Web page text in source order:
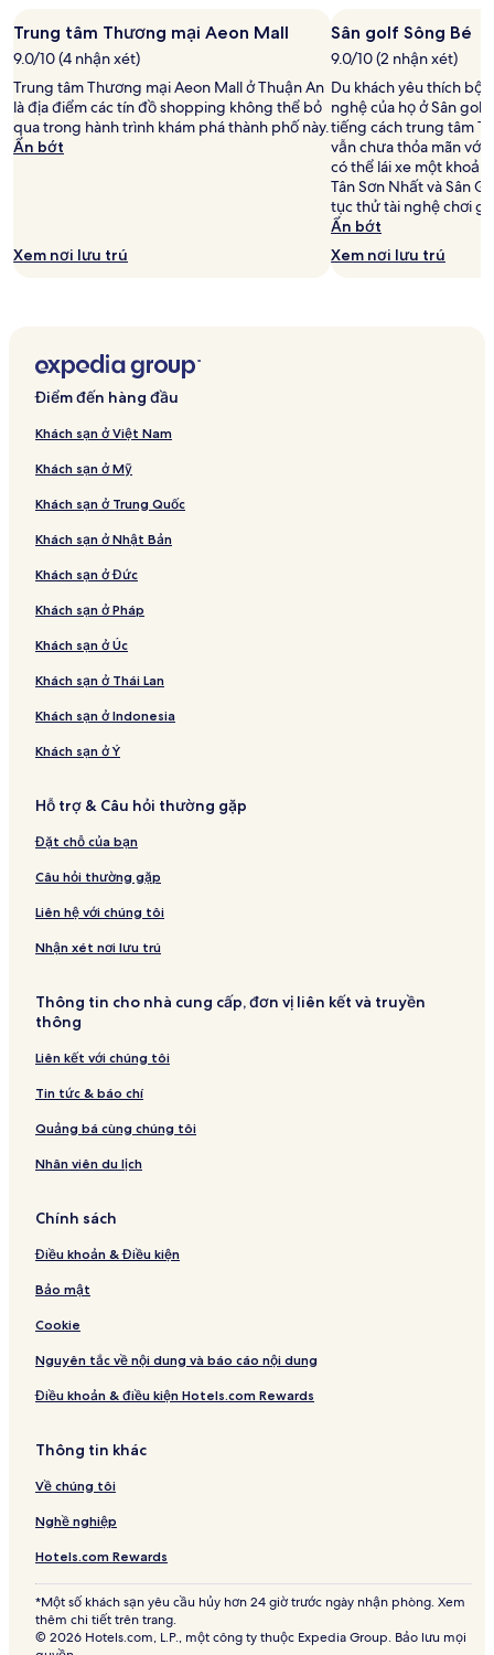
vòng
giờ
qua
cho
1
đêm
lớn.
phòng
thể
đổi.
điều
sung.
Trung tâm Thương mại Aeon Mall
9.0/10 (4 nhận xét)
Trung tâm Thương mại Aeon Mall ở Thuận An
là địa điểm các tín đồ shopping không thể bỏ
qua trong hành trình khám phá thành phố này.
Ẩn bớt
Xem nơi lưu trú
Sân golf Sông Bé
9.0/10 (2 nhận xét)
Du khách yêu thích bộ
nghệ của họ ở Sân golf
tiếng cách trung tâm
vẫn chưa thỏa mãn với
có thể lái xe một
Tân Sơn Nhất và Sân
tục thử tài nghệ chơi
Ẩn bớt
Xem nơi lưu trú
Điểm đến hàng đầu
Khách sạn ở Việt Nam
Khách sạn ở Mỹ
Khách sạn ở Trung Quốc
Khách sạn ở Nhật Bản
Khách sạn ở Đức
Khách sạn ở Pháp
Khách sạn ở Úc
Khách sạn ở Thái Lan
Khách sạn ở Indonesia
Khách sạn ở Ý
Hỗ trợ & Câu hỏi thường gặp
Đặt chỗ của bạn
Câu hỏi thường gặp
Liên hệ với chúng tôi
Nhận xét nơi lưu trú
Thông tin cho nhà cung cấp, đơn vị liên kết và truyền
thông
Liên kết với chúng tôi
Tin tức & báo chí
Quảng bá cùng chúng tôi
Nhân viên du lịch
Chính sách
Điều khoản & Điều kiện
Bảo mật
Cookie
Nguyên tắc về nội dung và báo cáo nội dung
Điều khoản & điều kiện Hotels.com Rewards
Thông tin khác
Về chúng tôi
Nghề nghiệp
Hotels.com Rewards
*Một số khách sạn yêu cầu hủy hơn 24 giờ trước ngày nhận phòng. Xem
thêm chi tiết trên trang.
© 2026 Hotels.com, L.P., một công ty thuộc Expedia Group. Bảo lưu mọi